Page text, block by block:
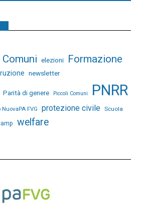
Comuni elezioni Formazione
newsletter
Parità di genere Piccoli Comuni PNRR
FVG protezione civile Scuola
welfare